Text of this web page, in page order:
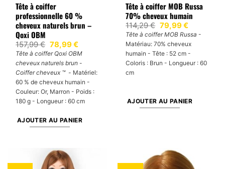
Tête à coiffer
professionnelle 60 %
cheveux naturels brun –
Qoxi OBM
157,99€ Le
prix
initial
était :
157,99 €.
78,99€Le
prix
actuel
est :
78,99 €.
Tête à coiffer Qoxi OBM
cheveux naturels brun -
Coiffer cheveux ™ - Matériel:
60 % de cheveux humain -
Couleur: Or, Marron - Poids :
180 g - Longueur : 60 cm
AJOUTER AU PANIER
Tête à coiffer MOB Russa
70% cheveux humain
114,29€ Le
prix
initial
était :
114,29 €.
79,99€Le
prix
actuel
est :
79,99 €.
Tête à coiffer MOB Russa -
Matériau: 70% cheveux
humain - Tête : 52 cm -
Coloris : Brun - Longueur : 60
cm
AJOUTER AU PANIER